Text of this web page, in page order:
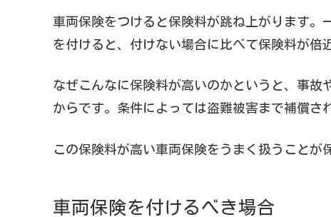
車両保険をつけると保険料が跳ね上がります
を付けると、付けない場合に比べて保険料が倍
なぜこんなに保険料が高いのかというと、事
からです。条件によっては盗難被害まで補償さ
この保険料が高い車両保険をうまく扱うことが
車両保険を付けるべき場合